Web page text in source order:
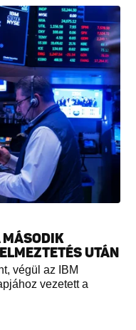
UTÁN
végül az IBM
vezetett a